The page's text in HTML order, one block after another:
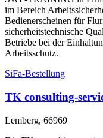
im Bereich
Bedienerscheinen für
sicherheitstechnische
Betriebe bei der
Arbeitsschutz.
SiFa-Bestellung
TK consulting-
Lemberg, 66969